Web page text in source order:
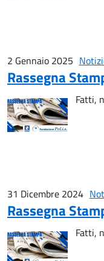
2 Gennaio 2025
Rassegna
Fatti,
31 Dicembre 2024
Rassegna
Fatti,